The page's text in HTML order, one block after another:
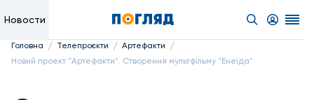
Новости
Головна / Телепроєкти / Артефакти /
Новий проект "Артефакти". Створення мультфільму "Енеїда"